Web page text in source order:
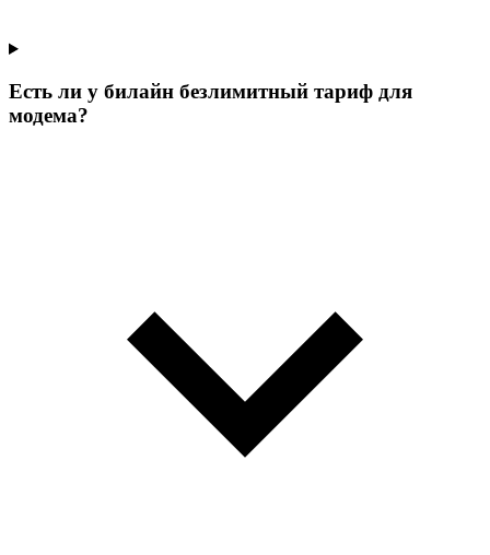
Есть ли у билайн безлимитный тариф для
модема?